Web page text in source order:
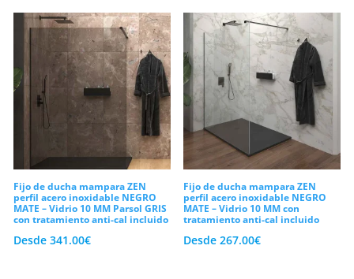
Fijo de ducha mampara ZEN
perfil acero inoxidable NEGRO
MATE – Vidrio 10 MM Parsol GRIS
con tratamiento anti-cal incluido
Desde 341.00€
Fijo de ducha mampara ZEN
perfil acero inoxidable NEGRO
MATE – Vidrio 10 MM con
tratamiento anti-cal incluido
Desde267.00€